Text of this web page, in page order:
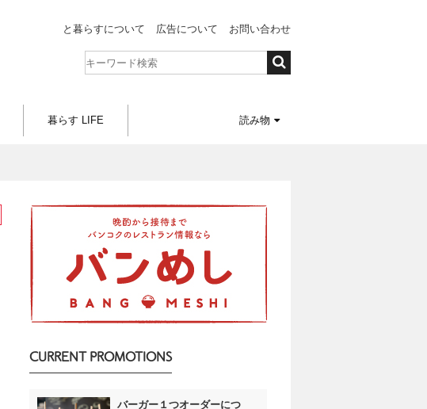
と暮らすについて 広告について お問い合わせ
暮らす LIFE 読み物
CURRENT PROMOTIONS
バーガー１つオーダーにつ